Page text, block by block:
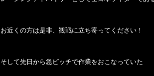
お近くの方は是非、観戦に立ち寄ってください！
そして先日から急ピッチで作業をおこなっていた